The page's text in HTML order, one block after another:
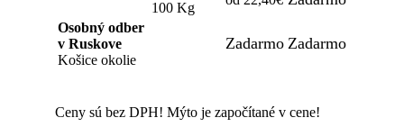
100 Kg
Osobný odber
v Ruskove
Košice okolie
Zadarmo Zadarmo
Ceny sú bez DPH! Mýto je započítané v cene!